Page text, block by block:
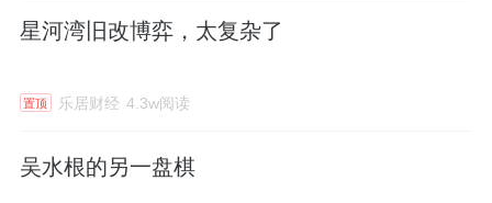
星河湾旧改博弈，太复杂了
置顶 乐居财经 4.3w阅读
吴水根的另一盘棋